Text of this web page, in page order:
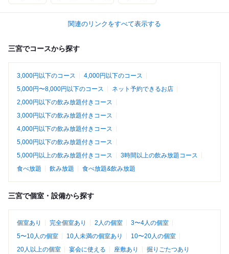
関連のリンクをすべて表示する
三宮でコースから探す
3,000円以下のコース
4,000円以下のコース
5,000円〜8,000円以下のコース
ネット予約できるお店
2,000円以下の飲み放題付きコース
3,000円以下の飲み放題付きコース
4,000円以下の飲み放題付きコース
5,000円以下の飲み放題付きコース
5,000円以上の飲み放題付きコース
3時間以上の飲み放題コース
食べ放題
飲み放題 食べ放題&飲み放題
三宮で個室・設備から探す
個室あり 完全個室あり 2人の個室
3〜4人の個室
5〜10人の個室
10人未満の個室あり
10〜20人の個室
20人以上の個室
宴会に使える 座敷あり 掘りごたつあり